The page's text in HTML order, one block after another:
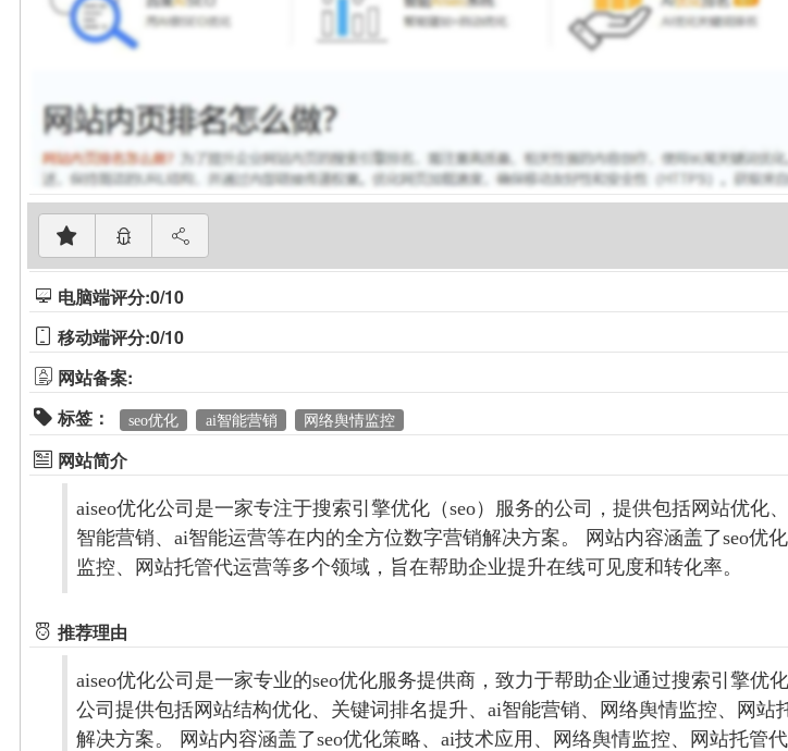
电脑端评分:0/10
移动端评分:0/10
网站备案:
标签：
seo优化 ai智能营销 网络舆情监控
网站简介
aiseo优化公司是一家专注于搜索引擎优化（seo）服务的公司，提供包括网站优化
智能营销、ai智能运营等在内的全方位数字营销解决方案。 网站内容涵盖了seo优
监控、网站托管代运营等多个领域，旨在帮助企业提升在线可见度和转化率。
推荐理由
aiseo优化公司是一家专业的seo优化服务提供商，致力于帮助企业通过搜索引擎优
公司提供包括网站结构优化、关键词排名提升、ai智能营销、网络舆情监控、网站
解决方案。 网站内容涵盖了seo优化策略、ai技术应用、网络舆情监控、网站托管